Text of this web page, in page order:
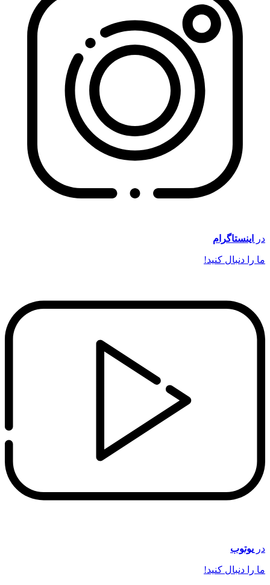
در اینستاگرام
ما را دنبال کنید!
در یوتوب
ما را دنبال کنید!